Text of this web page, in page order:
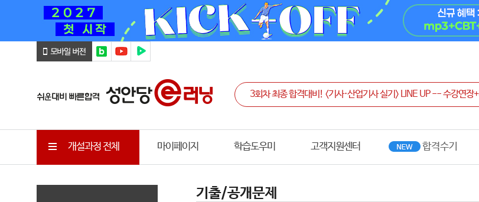
개설과정 전체 마이페이지 학습도우미 고객지원센터
기출/공개문제